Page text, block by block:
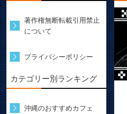
著作権無断転載引用禁止
について
プライバシーポリシー
カテゴリー別ランキング
沖縄のおすすめカフェ